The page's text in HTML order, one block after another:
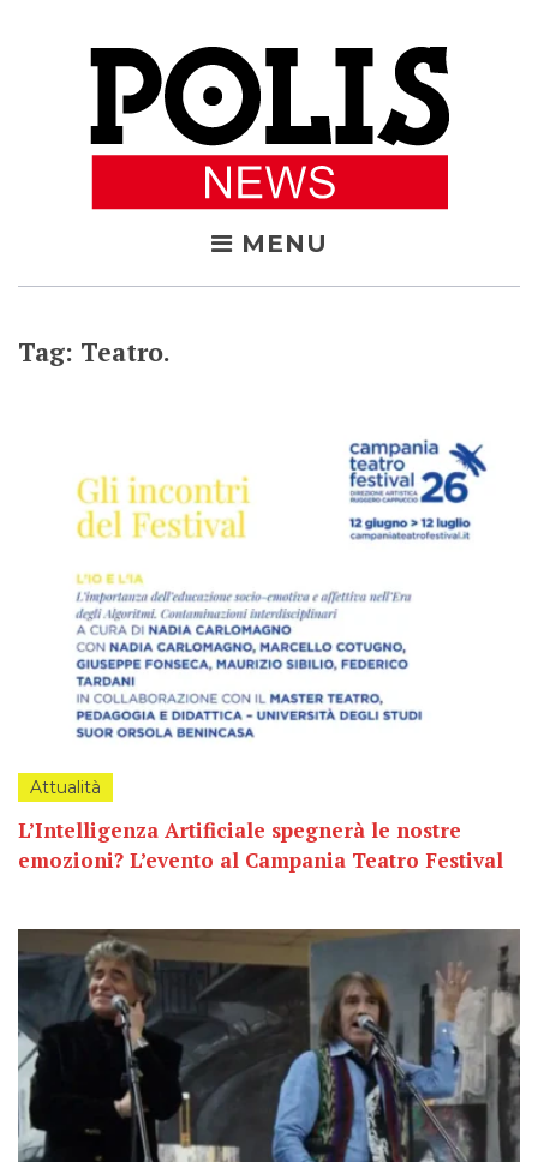
MENU
Tag: Teatro.
Attualità
L’Intelligenza Artificiale spegnerà le nostre
emozioni? L’evento al Campania Teatro Festival